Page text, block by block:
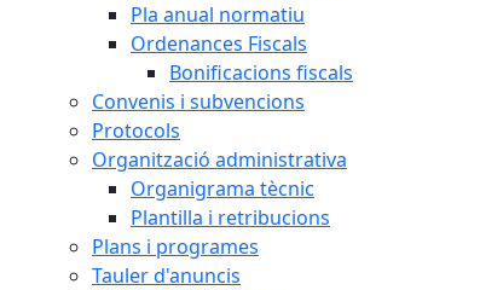
Pla anual normatiu
Ordenances Fiscals
Bonificacions fiscals
Convenis i subvencions
Protocols
Organització administrativa
Organigrama tècnic
Plantilla i retribucions
Plans i programes
Tauler d'anuncis